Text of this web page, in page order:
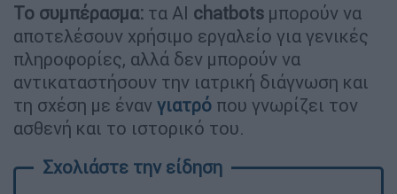
Το συμπέρασμα: τα AI chatbots μπορούν να
αποτελέσουν χρήσιμο εργαλείο για γενικές
πληροφορίες, αλλά δεν μπορούν να
αντικαταστήσουν την ιατρική διάγνωση και
τη σχέση με έναν γιατρό που γνωρίζει τον
ασθενή και το ιστορικό του.